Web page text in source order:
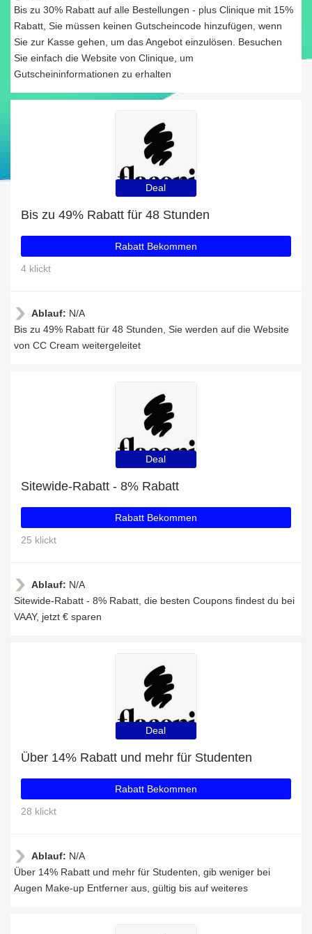
Bis zu 30% Rabatt auf alle Bestellungen - plus Clinique mit 15%
Rabatt, Sie müssen keinen Gutscheincode hinzufügen, wenn
Sie zur Kasse gehen, um das Angebot einzulösen. Besuchen
Sie einfach die Website von Clinique, um
Gutscheininformationen zu erhalten
Deal
Bis zu 49% Rabatt für 48 Stunden
Rabatt Bekommen
4 klickt
Ablauf: N/A
Bis zu 49% Rabatt für 48 Stunden, Sie werden auf die Website
von CC Cream weitergeleitet
Deal
Sitewide-Rabatt - 8% Rabatt
Rabatt Bekommen
25 klickt
Ablauf: N/A
Sitewide-Rabatt - 8% Rabatt, die besten Coupons findest du bei
VAAY, jetzt € sparen
Deal
Über 14% Rabatt und mehr für Studenten
Rabatt Bekommen
28 klickt
Ablauf: N/A
Über 14% Rabatt und mehr für Studenten, gib weniger bei
Augen Make-up Entferner aus, gültig bis auf weiteres